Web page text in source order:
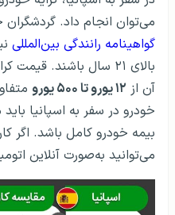
می‌­توان انجام داد. گردشگران
گواهینامه رانندگی بین‌­المللی
بالای ۲۱ سال باشند.
آن از ۱۲ یورو تا ۵۰۰ یورو
خودرو در سفر به اسپانیا
بیمه خودرو کامل باشد. اگر
می‌توانید به‌صورت آنلاین